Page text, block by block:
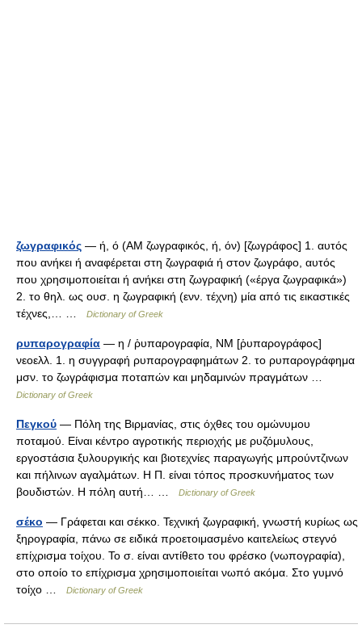
ζωγραφικός — ή, ό (AM ζωγραφικός, ή, όν) [ζωγράφος] 1. αυτός
που ανήκει ή αναφέρεται στη ζωγραφιά ή στον ζωγράφο, αυτός
που χρησιμοποιείται ή ανήκει στη ζωγραφική («έργα ζωγραφικά»)
2. το θηλ. ως ουσ. η ζωγραφική (ενν. τέχνη) μία από τις εικαστικές
τέχνες,… …
Dictionary of Greek
ρυπαρογραφία — η / ῥυπαρογραφία, ΝΜ [ῥυπαρογράφος]
νεοελλ. 1. η συγγραφή ρυπαρογραφημάτων 2. το ρυπαρογράφημα
μσν. το ζωγράφισμα ποταπών και μηδαμινών πραγμάτων …
Dictionary of Greek
Πεγκού — Πόλη της Βιρμανίας, στις όχθες του ομώνυμου
ποταμού. Είναι κέντρο αγροτικής περιοχής με ρυζόμυλους,
εργοστάσια ξυλουργικής και βιοτεχνίες παραγωγής μπρούντζινων
και πήλινων αγαλμάτων. Η Π. είναι τόπος προσκυνήματος των
βουδιστών. Η πόλη αυτή… …
Dictionary of Greek
σέκο — Γράφεται και σέκκο. Τεχνική ζωγραφική, γνωστή κυρίως ως
ξηρογραφία, πάνω σε ειδικά προετοιμασμένο καιτελείως στεγνό
επίχρισμα τοίχου. Το σ. είναι αντίθετο του φρέσκο (νωπογραφία),
στο οποίο το επίχρισμα χρησιμοποιείται νωπό ακόμα. Στο γυμνό
τοίχο …
Dictionary of Greek